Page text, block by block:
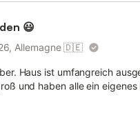
😃
Allemagne 🇩🇪
Haus ist umfangreich
und haben alle ein